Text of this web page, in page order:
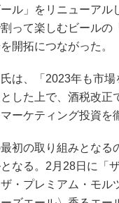
ール」をリニューア
って楽しむビールの
開拓につながった。
は、「2023年も市場
した上で、酒税改正
ーケティング投資を
初の取り組みとなる
なる。2月28日に「
・プレミアム・モル